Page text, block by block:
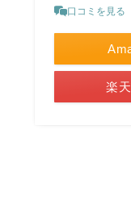
口コミを見る
楽